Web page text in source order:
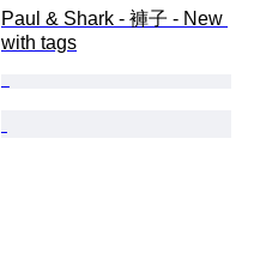
Paul & Shark - 褲子 - New
with tags